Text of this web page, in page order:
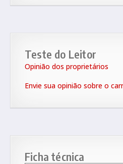
Teste do Leitor
Opinião dos proprietários
Envie sua opinião sobre o
Ficha técnica